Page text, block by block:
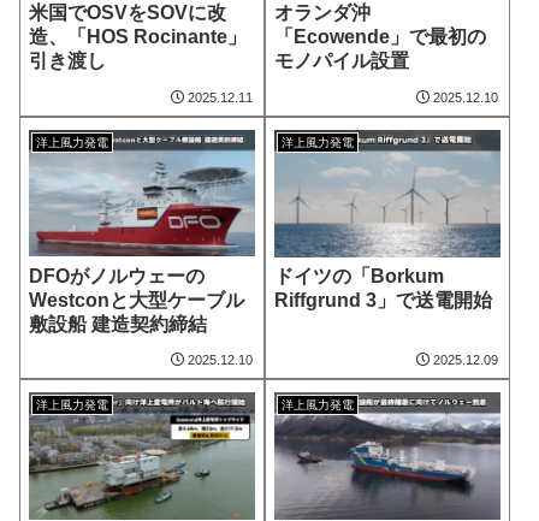
米国でOSVをSOVに改
造、「HOS Rocinante」
引き渡し
2025.12.11
オランダ沖
「Ecowende」で最初の
モノパイル設置
2025.12.10
洋上風力発電
DFOがノルウェーの
Westconと大型ケーブル
敷設船 建造契約締結
2025.12.10
洋上風力発電
ドイツの「Borkum
Riffgrund 3」で送電開始
2025.12.09
洋上風力発電 洋上風力発電